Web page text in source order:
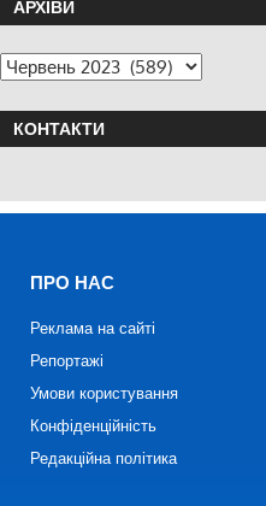
АРХІВИ
КОНТАКТИ
ПРО НАС
Реклама на сайті
Репортажі
Умови користування
Конфіденційність
Редакційна політика